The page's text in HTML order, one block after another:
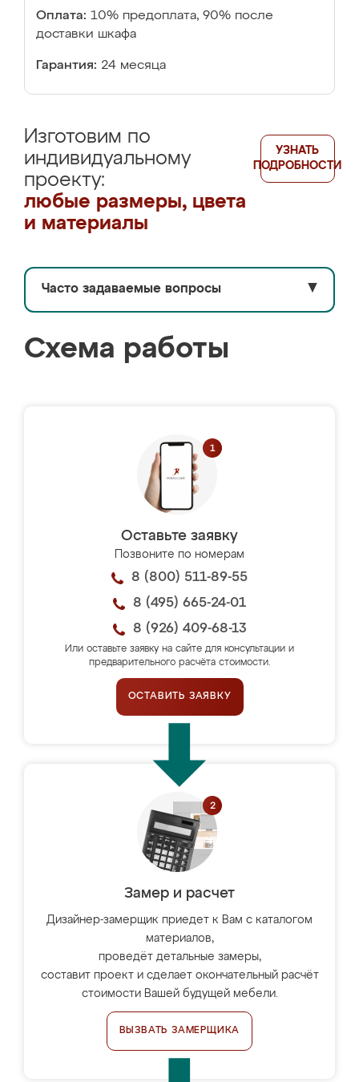
Оплата: 10% предоплата, 90% после
доставки шкафа
Гарантия: 24 месяца
Изготовим по
индивидуальному
проекту:
любые размеры, цвета
и материалы
УЗНАТЬ
ПОДРОБНОСТИ
Часто задаваемые вопросы ▼
Схема работы
Оставьте заявку
Позвоните по номерам
8 (800) 511-89-55
8 (495) 665-24-01
8 (926) 409-68-13
Или оставьте заявку на сайте для консультации и
предварительного расчёта стоимости.
ОСТАВИТЬ ЗАЯВКУ
Замер и расчет
Дизайнер-замерщик приедет к Вам с каталогом
материалов,
проведёт детальные замеры,
составит проект и сделает окончательный расчёт
стоимости Вашей будущей мебели.
ВЫЗВАТЬ ЗАМЕРЩИКА